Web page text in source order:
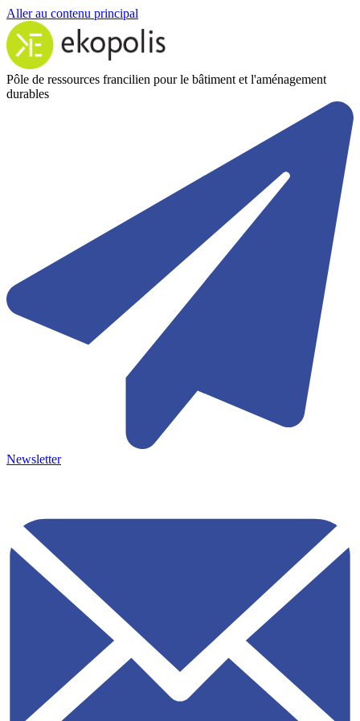
Aller au contenu principal
Pôle de ressources francilien pour le bâtiment et l'aménagement
durables
Newsletter